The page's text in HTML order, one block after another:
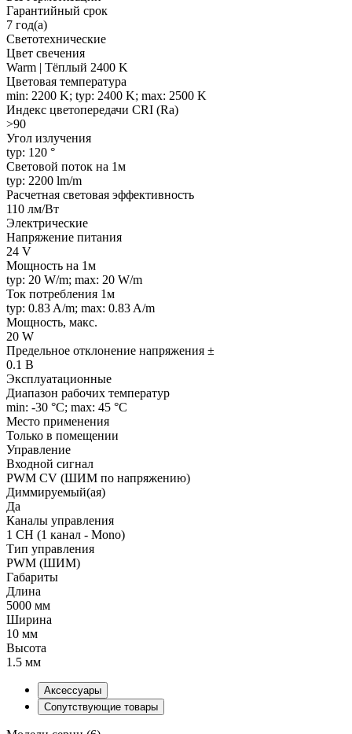
Гарантийный срок
7 год(а)
Светотехнические
Цвет свечения
Warm | Тёплый 2400 K
Цветовая температура
min: 2200 K; typ: 2400 K; max: 2500 K
Индекс цветопередачи CRI (Ra)
>90
Угол излучения
typ: 120 °
Световой поток на 1м
typ: 2200 lm/m
Расчетная световая эффективность
110 лм/Вт
Электрические
Напряжение питания
24 V
Мощность на 1м
typ: 20 W/m; max: 20 W/m
Ток потребления 1м
typ: 0.83 A/m; max: 0.83 A/m
Мощность, макс.
20 W
Предельное отклонение напряжения ±
0.1 В
Эксплуатационные
Диапазон рабочих температур
min: -30 °C; max: 45 °C
Место применения
Только в помещении
Управление
Входной сигнал
PWM СV (ШИМ по напряжению)
Диммируемый(ая)
Да
Каналы управления
1 CH (1 канал - Mono)
Тип управления
PWM (ШИМ)
Габариты
Длина
5000 мм
Ширина
10 мм
Высота
1.5 мм
Аксессуары
Сопутствующие товары